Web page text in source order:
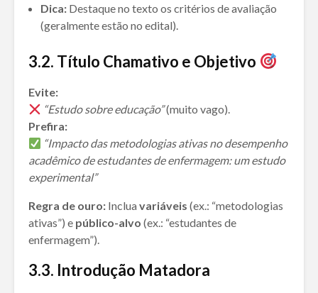
Dica: Destaque no texto os critérios de avaliação
(geralmente estão no edital).
3.2. Título Chamativo e Objetivo
Evite:
“Estudo sobre educação”(muito vago).
Prefira:
“Impacto das metodologias ativas no desempenho
acadêmico de estudantes de enfermagem: um estudo
experimental”
Regra de ouro: Inclua variáveis (ex.: “metodologias
ativas”) e público-alvo (ex.: “estudantes de
enfermagem”).
3.3. Introdução Matadora